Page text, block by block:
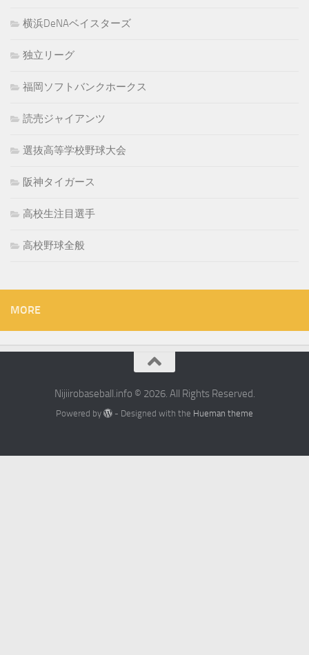
横浜DeNAベイスターズ
独立リーグ
福岡ソフトバンクホークス
読売ジャイアンツ
選抜高等学校野球大会
阪神タイガース
高校生注目選手
高校野球全般
MORE
Nijiirobaseball.info © 2026. All Rights Reserved.
Powered by - Designed with the Hueman theme